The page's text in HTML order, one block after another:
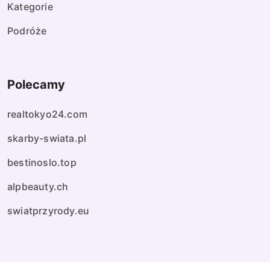
Kategorie
Podróże
Polecamy
realtokyo24.com
skarby-swiata.pl
bestinoslo.top
alpbeauty.ch
swiatprzyrody.eu